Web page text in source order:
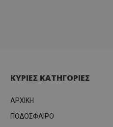
ΚΥΡΙΕΣ ΚΑΤΗΓΟΡΙΕΣ
ΑΡΧΙΚΗ
ΠΟΔΟΣΦΑΙΡΟ